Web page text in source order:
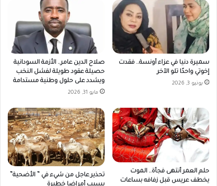
سميرة دنيا في عزاء أونسة.. فقدت
إخوتي واحدًا تلو الآخر
يونيو 3, 2026
صلاح الدين عامر.. الأزمة السودانية
حصيلة عقود طويلة لفشل النخب
ويشدد على حلول وطنية مستدامة
مايو 31, 2026
حلم العمر أنتهى فجأة.. الموت
يخطف عريس قبل زفافه بساعات
تحذير عاجل من شيء في ” الأضحية”
يسبب أمراضا خطيرة